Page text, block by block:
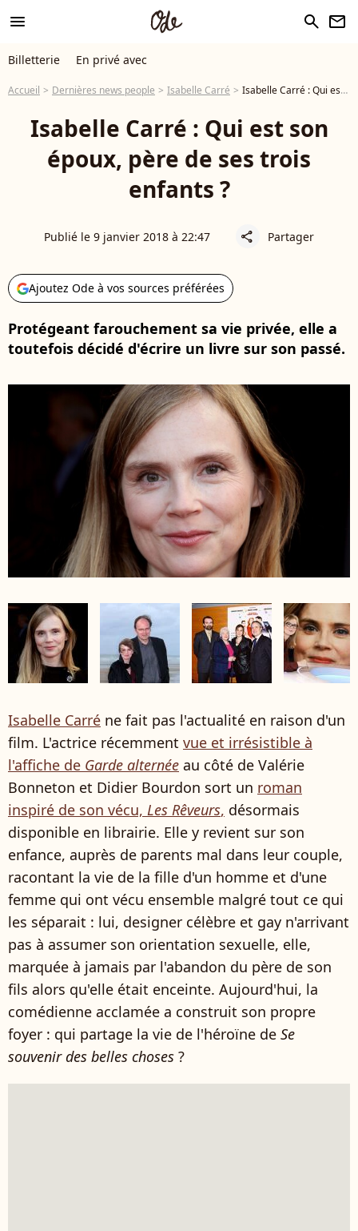
menu search newsletter
Billetterie En privé avec
Accueil Dernières news people Isabelle Carré Isabelle Carré : Qui est son époux, père de ses trois enfants ?
Isabelle Carré : Qui est son
époux, père de ses trois
enfants ?
Publié le 9 janvier 2018 à 22:47 share Partager
Ajoutez Ode à vos sources préférées
Protégeant farouchement sa vie privée, elle a
toutefois décidé d'écrire un livre sur son passé.
Isabelle Carré ne fait pas l'actualité en raison d'un
film. L'actrice récemment vue et irrésistible à
l'affiche de Garde alternée au côté de Valérie
Bonneton et Didier Bourdon sort un roman
inspiré de son vécu, Les Rêveurs, désormais
disponible en librairie. Elle y revient sur son
enfance, auprès de parents mal dans leur couple,
racontant la vie de la fille d'un homme et d'une
femme qui ont vécu ensemble malgré tout ce qui
les séparait : lui, designer célèbre et gay n'arrivant
pas à assumer son orientation sexuelle, elle,
marquée à jamais par l'abandon du père de son
fils alors qu'elle était enceinte. Aujourd'hui, la
comédienne acclamée a construit son propre
foyer : qui partage la vie de l'héroïne de Se
souvenir des belles choses ?